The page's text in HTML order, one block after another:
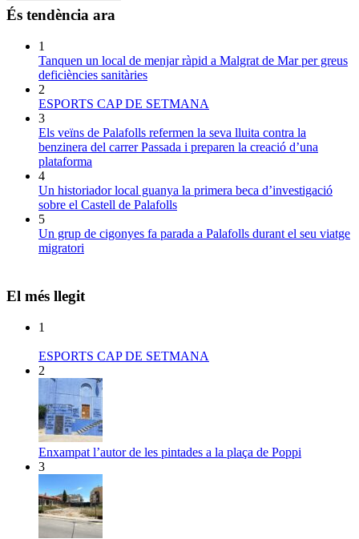
És tendència ara
1
Tanquen un local de menjar ràpid a Malgrat de Mar per greus
deficiències sanitàries
2
ESPORTS CAP DE SETMANA
3
Els veïns de Palafolls refermen la seva lluita contra la
benzinera del carrer Passada i preparen la creació d’una
plataforma
4
Un historiador local guanya la primera beca d’investigació
sobre el Castell de Palafolls
5
Un grup de cigonyes fa parada a Palafolls durant el seu viatge
migratori
El més llegit
1
ESPORTS CAP DE SETMANA
2
Enxampat l’autor de les pintades a la plaça de Poppi
3